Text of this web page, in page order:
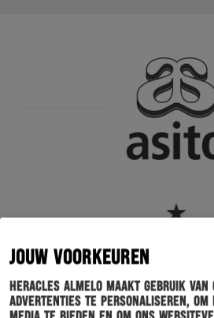
JOUW VOORKEUREN
Heracles Almelo maakt gebruik van
advertenties te personaliseren,